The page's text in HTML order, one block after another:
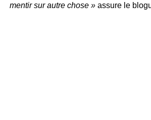
mentir sur autre chose »assure le